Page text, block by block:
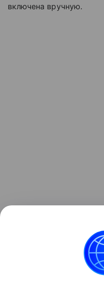
включена вручную.
появлением ИИ-агентов.